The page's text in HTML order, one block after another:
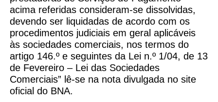
acima referidas consideram-se dissolvidas,
devendo ser liquidadas de acordo com os
procedimentos judiciais em geral aplicáveis
às sociedades comerciais, nos termos do
artigo 146.º e seguintes da Lei n.º 1/04, de 13
de Fevereiro – Lei das Sociedades
Comerciais” lê-se na nota divulgada no site
oficial do BNA.